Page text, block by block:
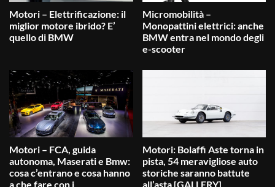
Motori – Elettrificazione: il
miglior motore ibrido? E’
quello di BMW
Micromobilità –
Monopattini elettrici: anche
BMW entra nel mondo degli
e-scooter
Motori – FCA, guida
autonoma, Maserati e Bmw:
cosa c’entrano e cosa hanno
a che fare con i
Motori: Bolaffi Aste torna in
pista, 54 meravigliose auto
storiche saranno battute
all’asta [GALLERY]